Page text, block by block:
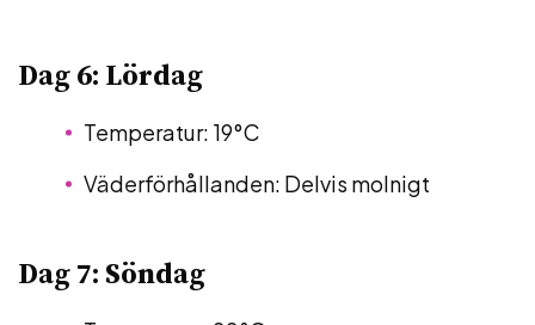
Dag 6: Lördag
Temperatur: 19°C
Väderförhållanden: Delvis molnigt
Dag 7: Söndag